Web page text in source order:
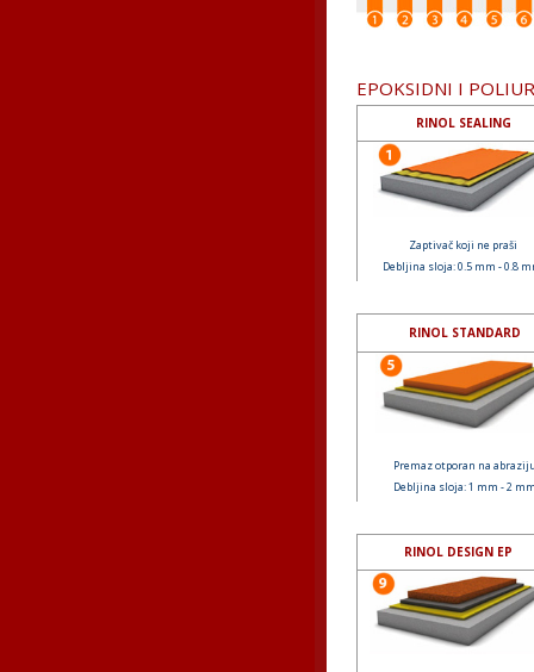
EPOKSIDNI I
RINOL SEALING
Zaptivač koji ne praši
Debljina sloja: 0.5 mm - 0.8
RINOL STANDARD
Premaz otporan na
Debljina sloja: 1 mm - 2
RINOL DESIGN EP